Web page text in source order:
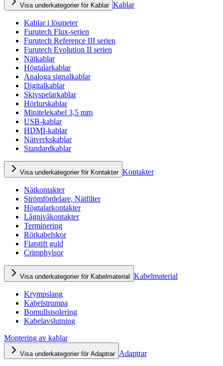
Visa underkategorier för Kablar Kablar
Kablar i lösmeter
Furutech Flux-serien
Furutech Reference III serien
Furutech Evolution II serien
Nätkablar
Högtalarkablar
Analoga signalkablar
Digitalkablar
Skivspelarkablar
Hörlurskablar
Minitelekabel 3,5 mm
USB-kablar
HDMI-kablar
Nätverkskablar
Standardkablar
Visa underkategorier för Kontakter Kontakter
Nätkontakter
Strömfördelare, Nätfilter
Högtalarkontakter
Lågnivåkontakter
Terminering
Rörkabelskor
Flatstift guld
Crimphylsor
Visa underkategorier för Kabelmaterial Kabelmaterial
Krympslang
Kabelstrumpa
Bomullsisolering
Kabelavslutning
Montering av kablar
Visa underkategorier för Adaptrar Adaptrar